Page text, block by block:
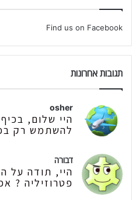
Find us on Facebook
תגובות אחרונות
osher
היי שלום,
להשתמש רק
דבורה
היי, תודה על
פטרוזיליה ?